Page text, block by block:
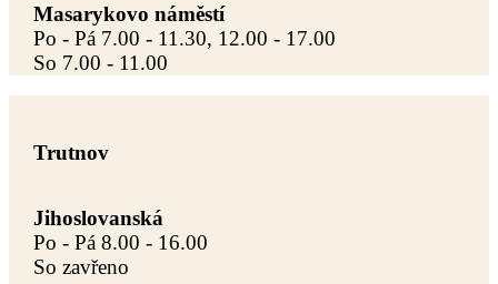
Masarykovo náměstí
Po - Pá 7.00 - 11.30, 12.00 - 17.00
So 7.00 - 11.00
Trutnov
Jihoslovanská
Po - Pá 8.00 - 16.00
So zavřeno